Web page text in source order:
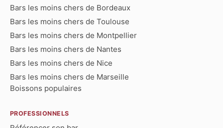
Bars les moins chers de Bordeaux
Bars les moins chers de Toulouse
Bars les moins chers de Montpellier
Bars les moins chers de Nantes
Bars les moins chers de Nice
Bars les moins chers de Marseille
Boissons populaires
PROFESSIONNELS